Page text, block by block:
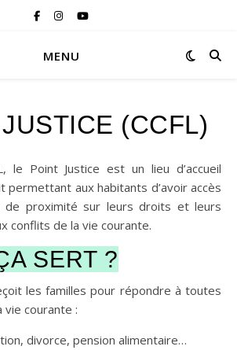
MENU
(CCFL)
permettant aux habitants d’avoir accès
de proximité sur leurs droits et leurs
conflits de la vie courante.
SERT ?
les familles pour répondre à toutes
vie courante :
divorce, pension alimentaire…